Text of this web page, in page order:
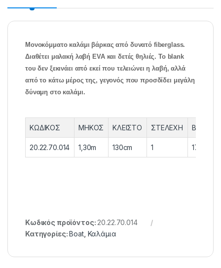
Μονοκόμματο καλάμι βάρκας από δυνατό fiberglass.
Διαθέτει μαλακή λαβή EVA και δετές θηλιές. Το blank
του δεν ξεκινάει από εκεί που τελειώνει η λαβή, αλλά
από το κάτω μέρος της, γεγονός που προσδίδει μεγάλη
δύναμη στο καλάμι.
ΚΩΔΙΚΟΣ ΜΗΚΟΣ ΚΛΕΙΣΤΟ ΣΤΕΛΕΧΗ ΒΑΡΟΣ
20.22.70.014 1,30m 130cm 1 175gr
Κωδικός προϊόντος: 20.22.70.014
Κατηγορίες:Boat, Καλάμια